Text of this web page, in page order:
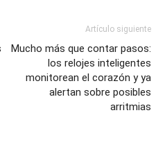
Artículo siguiente
Mucho más que contar pasos:
los relojes inteligentes
monitorean el corazón y ya
alertan sobre posibles
arritmias